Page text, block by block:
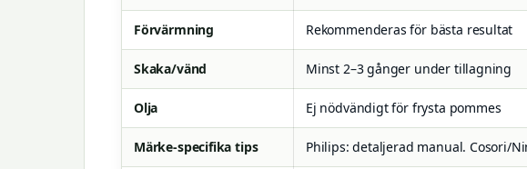
Förvärmning Rekommenderas för bästa resultat
Skaka/vänd Minst 2–3 gånger under tillagning
Olja Ej nödvändigt för frysta pommes
Märke-specifika tips Philips: detaljerad manual. Cosori/